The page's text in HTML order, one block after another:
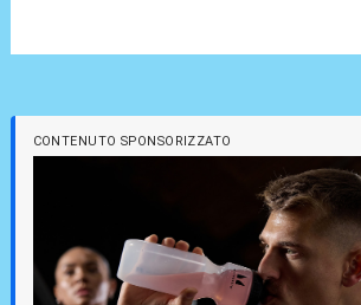
CONTENUTO SPONSORIZZATO